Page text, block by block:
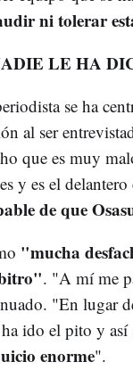
ni tolerar
LE HA
se ha
al ser
que es muy
y es el
de que
"mucha
. "A mí me
"En lugar
ido el pito y
enorme".